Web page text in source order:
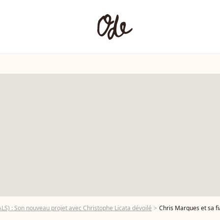
: Son nouveau projet avec Christophe Licata dévoilé Chris Marques et sa fiancée Jaclyn Spencer -